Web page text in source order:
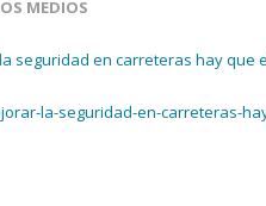
MEDIOS
seguridad en carreteras hay que
la-seguridad-en-carreteras-